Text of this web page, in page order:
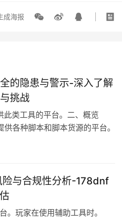
成海报
的隐患与警示-深入了解
挑战
类工具的平台。二、概览
各种脚本和脚本货源的平台。
与合规性分析-178dnf
。玩家在使用辅助工具时。